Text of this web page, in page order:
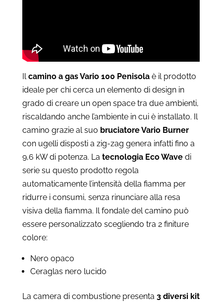
Ilcamino a gas Vario 100 Penisolaè il prodotto
ideale per chi cerca un elemento di design in
grado di creare un open space tra due ambienti,
riscaldando anche l’ambiente in cui è installato. Il
camino grazie al suo bruciatore Vario Burner
con ugelli disposti a zig-zag genera infatti fino a
9,6 kW di potenza. La tecnologia Eco Wavedi
serie su questo prodotto regola
automaticamente l’intensità della fiamma per
ridurre i consumi, senza rinunciare alla resa
visiva della fiamma. Il fondale del camino può
essere personalizzato scegliendo tra 2 finiture
colore:
Nero opaco
Ceraglas nero lucido
La camera di combustione presenta 3 diversi kit